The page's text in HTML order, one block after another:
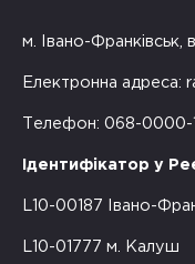
м. Івано-Франківськ,
Електронна адреса:
Телефон: 068-0000-
Ідентифікатор у
L10-00187 Івано-
L10-01777 м. Калуш